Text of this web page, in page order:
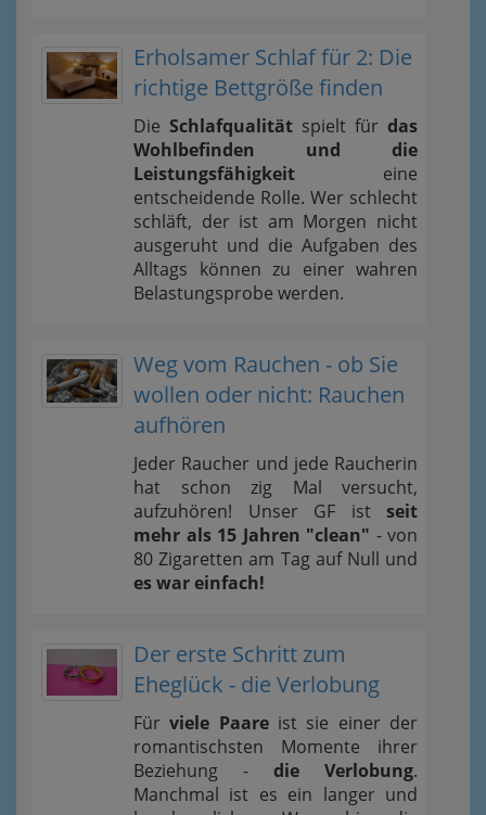
Erholsamer Schlaf für 2: Die
richtige Bettgröße finden
Die Schlafqualität spielt für das
Wohlbefinden und die
Leistungsfähigkeit eine
entscheidende Rolle. Wer schlecht
schläft, der ist am Morgen nicht
ausgeruht und die Aufgaben des
Alltags können zu einer wahren
Belastungsprobe werden.
Weg vom Rauchen - ob Sie
wollen oder nicht: Rauchen
aufhören
Jeder Raucher und jede Raucherin
hat schon zig Mal versucht,
aufzuhören! Unser GF ist seit
mehr als 15 Jahren "clean" - von
80 Zigaretten am Tag auf Null und
es war einfach!
Der erste Schritt zum
Eheglück - die Verlobung
Fürviele Paareist sie einer der
romantischsten Momente ihrer
Beziehung - die Verlobung.
Manchmal ist es ein langer und